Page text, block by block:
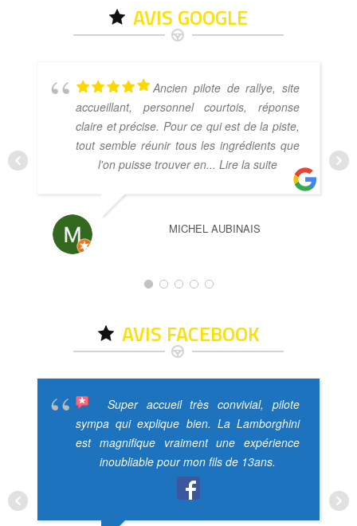
AVIS GOOGLE
Ancien pilote de rallye, site
accueillant, personnel courtois, réponse
claire et précise. Pour ce qui est de la piste,
tout semble réunir tous les ingrédients que
l'on puisse trouver en... Lire la suite
MICHEL AUBINAIS
AVIS FACEBOOK
Super accueil très convivial, pilote
sympa qui explique bien. La Lamborghini
est magnifique vraiment une expérience
inoubliable pour mon fils de 13ans.